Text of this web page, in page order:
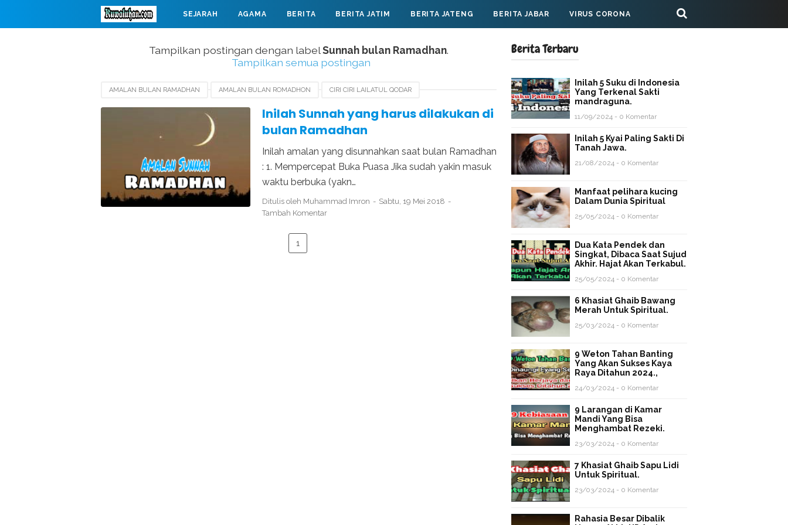
SEJARAH AGAMA BERITA BERITA JATIM BERITA JATENG BERITA JABAR VIRUS CORONA
Tampilkan postingan dengan labelSunnah bulan Ramadhan.
Tampilkan semua postingan
AMALAN BULAN RAMADHAN AMALAN BULAN ROMADHON CIRI CIRI LAILATUL QODAR
DOA BUKA PUASA RAMADHAN HAL YANG BATALKAN PUASA
Inilah Sunnah yang harus dilakukan di
bulan Ramadhan
Inilah amalan yang disunnahkan saat bulan Ramadhan
: 1. Mempercepat Buka Puasa Jika sudah yakin masuk
waktu berbuka (yakn…
Ditulis oleh Muhammad Imron
Sabtu, 19 Mei 2018
Tambah Komentar
1
Berita Terbaru
Inilah 5 Suku di Indonesia
Yang Terkenal Sakti
mandraguna.
11/09/2024 - 0 Komentar
Inilah 5 Kyai Paling Sakti Di
Tanah Jawa.
21/08/2024 - 0 Komentar
Manfaat pelihara kucing
Dalam Dunia Spiritual
25/05/2024 - 0 Komentar
Dua Kata Pendek dan
Singkat, Dibaca Saat Sujud
Akhir. Hajat Akan Terkabul.
25/05/2024 - 0 Komentar
6 Khasiat Ghaib Bawang
Merah Untuk Spiritual.
25/03/2024 - 0 Komentar
9 Weton Tahan Banting
Yang Akan Sukses Kaya
Raya Ditahun 2024.,
24/03/2024 - 0 Komentar
9 Larangan di Kamar
Mandi Yang Bisa
Menghambat Rezeki.
23/03/2024 - 0 Komentar
7 Khasiat Ghaib Sapu Lidi
Untuk Spiritual.
23/03/2024 - 0 Komentar
Rahasia Besar Dibalik